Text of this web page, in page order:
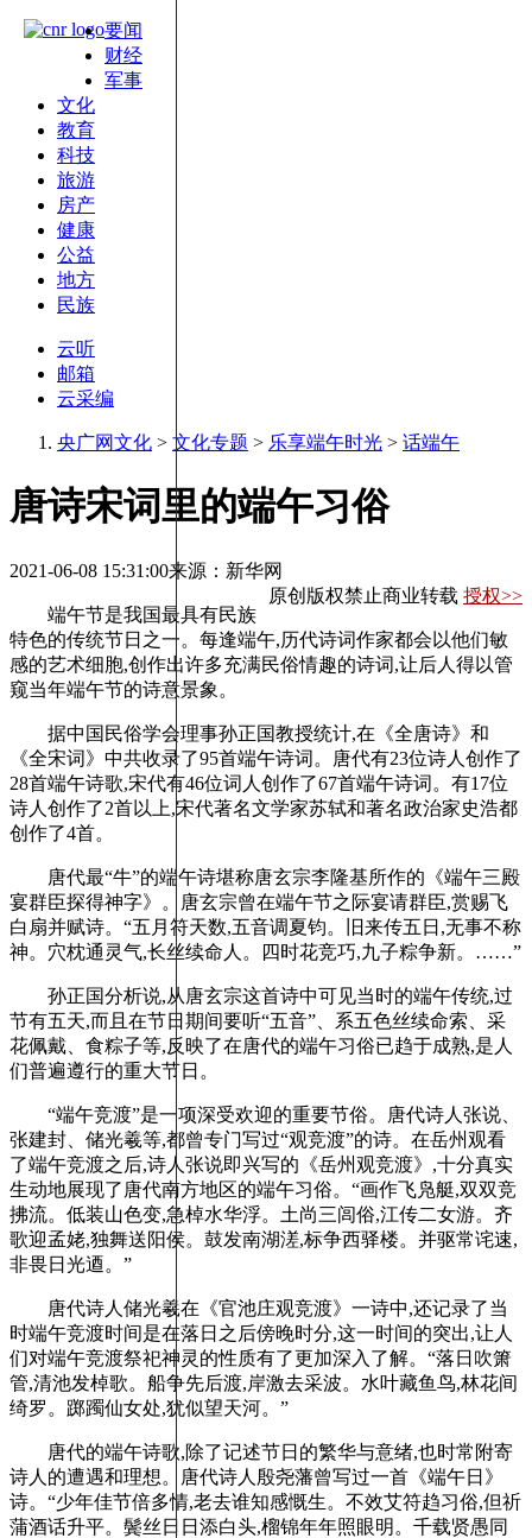
要闻
财经
军事
文化
教育
科技
旅游
房产
健康
公益
地方
民族
云听
邮箱
云采编
央广网文化 > 文化专题 > 乐享端午时光 > 话端午
唐诗宋词里的端午习俗
2021-06-08 15:31:00来源：新华网
原创版权禁止商业转载 授权>>
端午节是我国最具有民族
特色的传统节日之一。每逢端午,历代诗词作家都会以他们敏
感的艺术细胞,创作出许多充满民俗情趣的诗词,让后人得以管
窥当年端午节的诗意景象。
据中国民俗学会理事孙正国教授统计,在《全唐诗》和
《全宋词》中共收录了95首端午诗词。唐代有23位诗人创作了
28首端午诗歌,宋代有46位词人创作了67首端午诗词。有17位
诗人创作了2首以上,宋代著名文学家苏轼和著名政治家史浩都
创作了4首。
唐代最“牛”的端午诗堪称唐玄宗李隆基所作的《端午三殿
宴群臣探得神字》。唐玄宗曾在端午节之际宴请群臣,赏赐飞
白扇并赋诗。“五月符天数,五音调夏钧。旧来传五日,无事不称
神。穴枕通灵气,长丝续命人。四时花竞巧,九子粽争新。……”
孙正国分析说,从唐玄宗这首诗中可见当时的端午传统,过
节有五天,而且在节日期间要听“五音”、系五色丝续命索、采
花佩戴、食粽子等,反映了在唐代的端午习俗已趋于成熟,是人
们普遍遵行的重大节日。
“端午竞渡”是一项深受欢迎的重要节俗。唐代诗人张说、
张建封、储光羲等,都曾专门写过“观竞渡”的诗。在岳州观看
了端午竞渡之后,诗人张说即兴写的《岳州观竞渡》,十分真实
生动地展现了唐代南方地区的端午习俗。“画作飞凫艇,双双竞
拂流。低装山色变,急棹水华浮。土尚三闾俗,江传二女游。齐
歌迎孟姥,独舞送阳侯。鼓发南湖溠,标争西驿楼。并驱常诧速,
非畏日光逎。”
唐代诗人储光羲在《官池庄观竞渡》一诗中,还记录了当
时端午竞渡时间是在落日之后傍晚时分,这一时间的突出,让人
们对端午竞渡祭祀神灵的性质有了更加深入了解。“落日吹箫
管,清池发棹歌。船争先后渡,岸激去采波。水叶藏鱼鸟,林花间
绮罗。踯躅仙女处,犹似望天河。”
唐代的端午诗歌,除了记述节日的繁华与意绪,也时常附寄
诗人的遭遇和理想。唐代诗人殷尧藩曾写过一首《端午日》
诗。“少年佳节倍多情,老去谁知感慨生。不效艾符趋习俗,但祈
蒲酒话升平。鬓丝日日添白头,榴锦年年照眼明。千载贤愚同